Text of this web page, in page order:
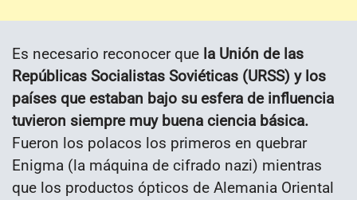
Es necesario reconocer que la Unión de las
Repúblicas Socialistas Soviéticas (URSS) y los
países que estaban bajo su esfera de influencia
tuvieron siempre muy buena ciencia básica.
Fueron los polacos los primeros en quebrar
Enigma (la máquina de cifrado nazi) mientras
que los productos ópticos de Alemania Oriental